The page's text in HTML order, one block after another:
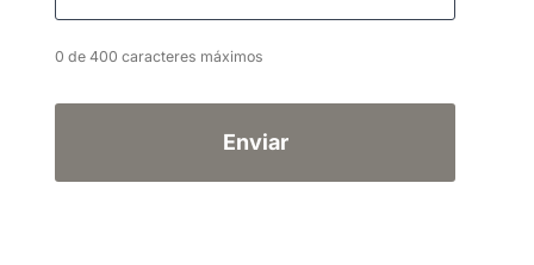
0 de 400 caracteres máximos